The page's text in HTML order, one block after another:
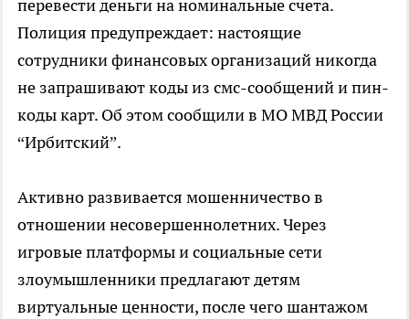
перевести деньги на номинальные счета.
Полиция предупреждает: настоящие
сотрудники финансовых организаций никогда
не запрашивают коды из смс-сообщений и пин-
коды карт. Об этом сообщили в МО МВД России
“Ирбитский”.
Активно развивается мошенничество в
отношении несовершеннолетних. Через
игровые платформы и социальные сети
злоумышленники предлагают детям
виртуальные ценности, после чего шантажом